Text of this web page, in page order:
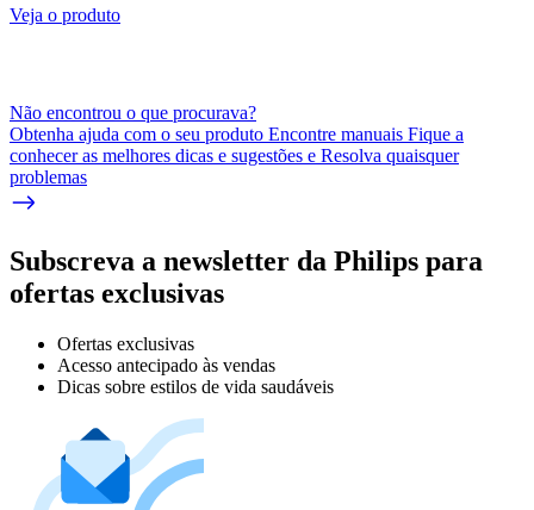
Veja o produto
Não encontrou o que procurava?
Obtenha ajuda com o seu produto Encontre manuais Fique a
conhecer as melhores dicas e sugestões e Resolva quaisquer
problemas
Subscreva a newsletter da Philips para
ofertas exclusivas
Ofertas exclusivas
Acesso antecipado às vendas
Dicas sobre estilos de vida saudáveis